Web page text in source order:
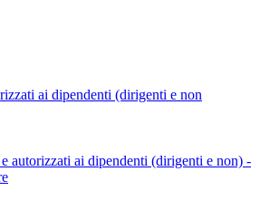
ai dipendenti (dirigenti e non
autorizzati ai dipendenti (dirigenti e non) -